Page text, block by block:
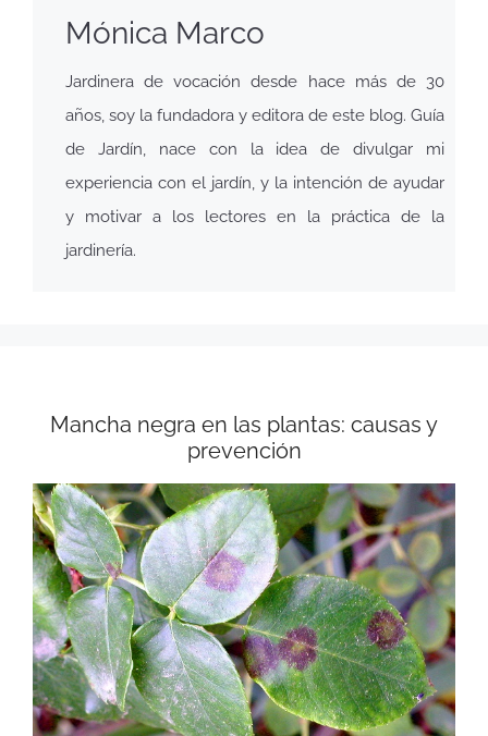
Mónica Marco
Jardinera de vocación desde hace más de 30
años, soy la fundadora y editora de este blog. Guía
de Jardín, nace con la idea de divulgar mi
experiencia con el jardín, y la intención de ayudar
y motivar a los lectores en la práctica de la
jardinería.
Mancha negra en las plantas: causas y
prevención